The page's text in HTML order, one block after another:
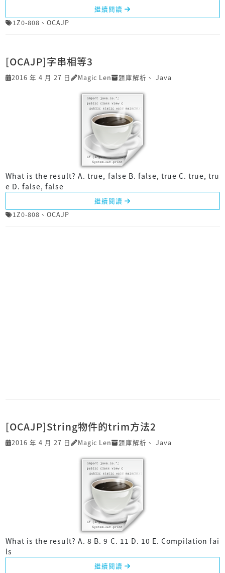
繼續閱讀
1Z0-808 、 OCAJP
[OCAJP]字串相等3
2016 年 4 月 27 日 Magic Len 題庫解析 、 Java
What is the result? A. true, false B. false, true C. true, tru
e D. false, false
繼續閱讀
1Z0-808 、 OCAJP
[OCAJP]String物件的trim方法2
2016 年 4 月 27 日 Magic Len 題庫解析 、 Java
What is the result? A. 8 B. 9 C. 11 D. 10 E. Compilation fai
ls
繼續閱讀